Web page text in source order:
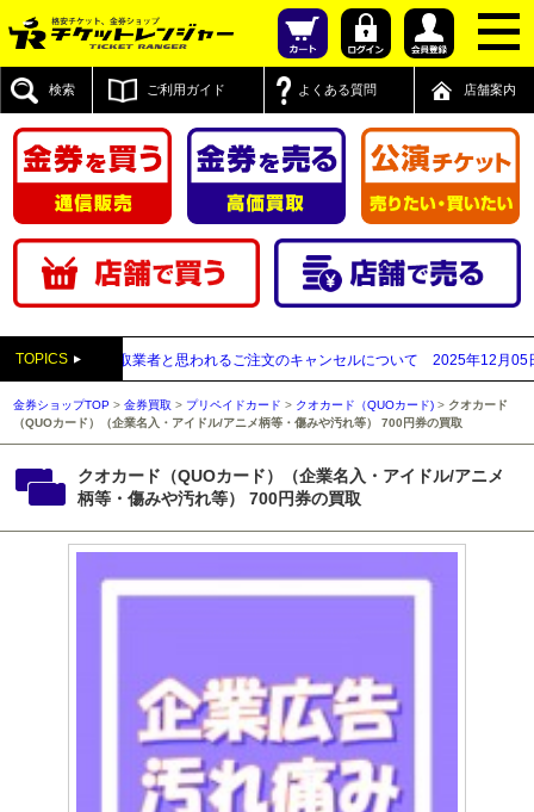
検索 ご利用ガイド よくある質問 店舗案内
TOPICS
先払い買取業者と思われるご注文のキャンセルについて 2025年12月05日 【
金券ショップTOP >金券買取 > プリペイドカード > クオカード（QUOカード) > クオカード
（QUOカード）（企業名入・アイドル/アニメ柄等・傷みや汚れ等） 700円券の買取
クオカード（QUOカード）（企業名入・アイドル/アニメ
柄等・傷みや汚れ等） 700円券の買取